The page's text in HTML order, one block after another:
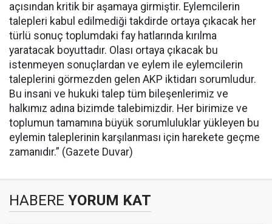
açısından kritik bir aşamaya girmiştir. Eylemcilerin
talepleri kabul edilmediği takdirde ortaya çıkacak her
türlü sonuç toplumdaki fay hatlarında kırılma
yaratacak boyuttadır. Olası ortaya çıkacak bu
istenmeyen sonuçlardan ve eylem ile eylemcilerin
taleplerini görmezden gelen AKP iktidarı sorumludur.
Bu insani ve hukuki talep tüm bileşenlerimiz ve
halkımız adına bizimde talebimizdir. Her birimize ve
toplumun tamamına büyük sorumluluklar yükleyen bu
eylemin taleplerinin karşılanması için harekete geçme
zamanıdır.” (Gazete Duvar)
HABERE YORUM KAT